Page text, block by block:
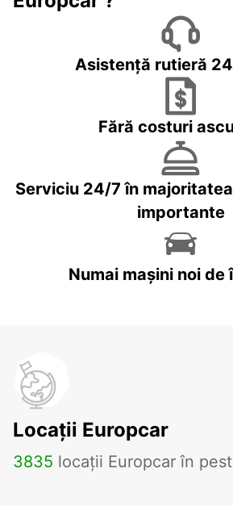
Asistență rutieră
Fără costuri
Serviciu 24/7 în
importante
Numai mașini noi de
Locații Europcar
3835 locații Europcar în